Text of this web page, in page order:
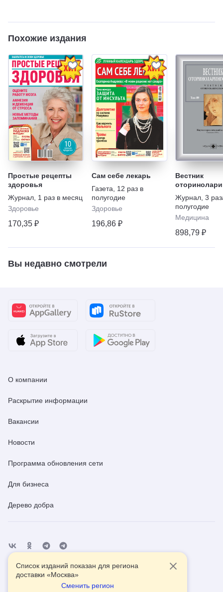
Похожие издания
Простые рецепты
здоровья
Журнал 1 раз в месяц
Здоровье
170,35 ₽
Сам себе лекарь
Газета
12 раз в
полугодие
Здоровье
196,86 ₽
Вестник
Журнал 3
полугодие
Медицина
898,79 ₽
Вы недавно смотрели
О компании
Раскрытие информации
Вакансии
Новости
Программа обновления сети
Для бизнеса
Дерево добра
Помощь Контакты
Список изданий показан для региона
доставки «Москва»
Сменить регион